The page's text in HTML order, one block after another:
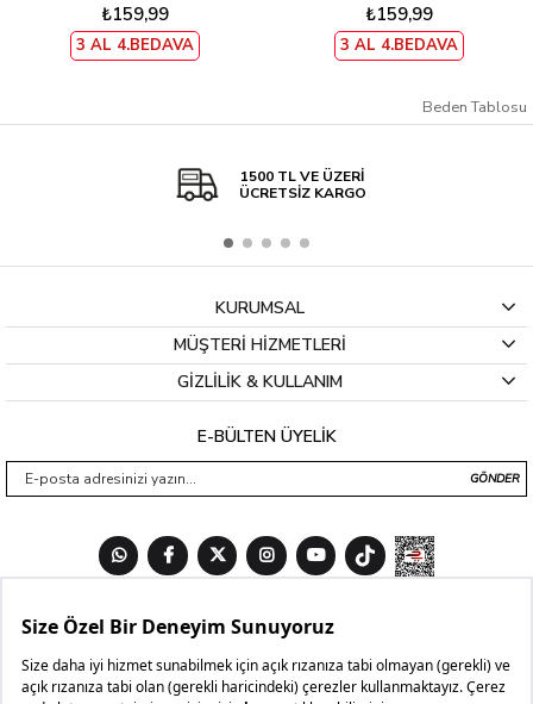
₺159,99
3 AL 4.BEDAVA
₺159,99
3 AL 4.BEDAVA
Beden Tablosu
1500 TL VE ÜZERİ
ÜCRETSİZ KARGO
KURUMSAL
MÜŞTERİ HİZMETLERİ
GİZLİLİK & KULLANIM
E-BÜLTEN ÜYELİK
GÖNDER